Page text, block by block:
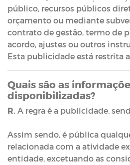
público, recursos públicos
orçamento ou mediante
contrato de gestão, termo de
acordo, ajustes ou outros
Esta publicidade está restrita
Quais são as
disponibilizadas?
R. A regra é a publicidade,
Assim sendo, é pública
relacionada com a atividade
entidade, excetuando as